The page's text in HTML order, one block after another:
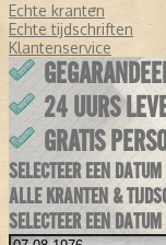
Echte kranten
Echte tijdschriften
Klantenservice
24 UURS
GRATIS
SELECTEER EEN
ALLE KRANTEN &
SELECTEER EEN